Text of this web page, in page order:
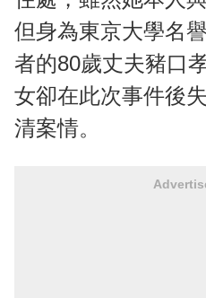
但身為東京大學名
者的80歲丈夫豬口
女卻在此次事件後
清案情。